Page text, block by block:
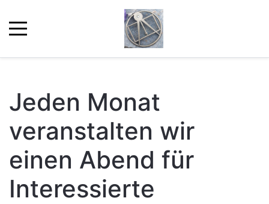
Jeden Monat
veranstalten wir
einen Abend für
Interessierte